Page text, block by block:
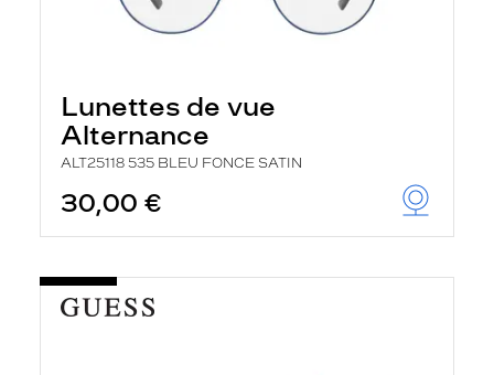
Lunettes de vue
Alternance
ALT25118 535 BLEU FONCE SATIN
30,00 €